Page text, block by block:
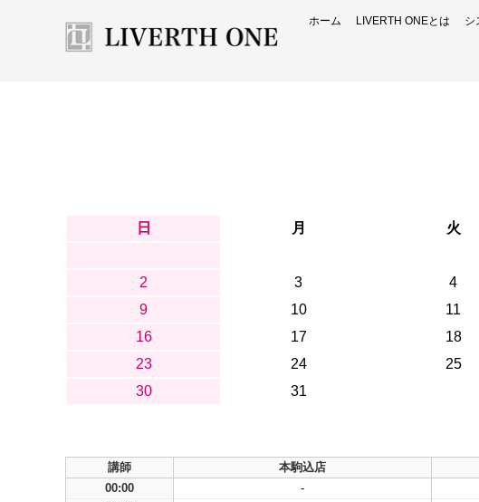
ホーム LIVERTH ONEとは シ
日
月 火
2
3 4
9
10 11
16
17 18
23
24 25
30
31
講師 本駒込店
00:00
-